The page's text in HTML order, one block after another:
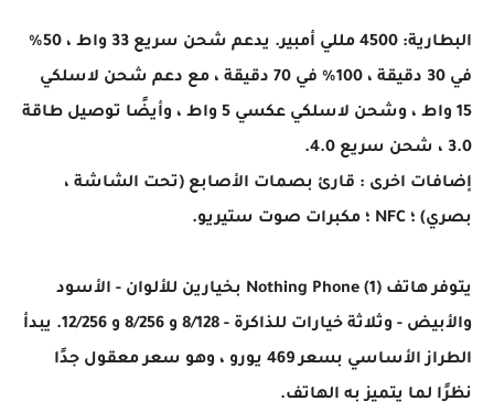
البطارية: 4500 مللي أمبير. يدعم شحن سريع 33 واط ، 50٪
في 30 دقيقة ، 100٪ في 70 دقيقة ، مع دعم شحن لاسلكي
15 واط ، وشحن لاسلكي عكسي 5 واط ، وأيضًا توصيل طاقة
3.0 ، شحن سريع 4.0.
إضافات اخرى : قارئ بصمات الأصابع (تحت الشاشة ،
بصري) ؛ NFC ؛ مكبرات صوت ستيريو.
يتوفر هاتف Nothing Phone (1) بخيارين للألوان - الأسود
والأبيض - وثلاثة خيارات للذاكرة - 8/128 و 8/256 و 12/256. يبدأ
الطراز الأساسي بسعر 469 يورو ، وهو سعر معقول جدًا
نظرًا لما يتميز به الهاتف.